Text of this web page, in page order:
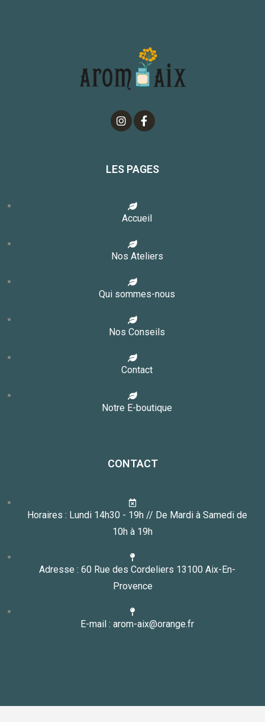
LES PAGES
Accueil
Nos Ateliers
Qui sommes-nous
Nos Conseils
Contact
Notre E-boutique
CONTACT
Horaires : Lundi 14h30 - 19h // De Mardi à Samedi de
10h à 19h
Adresse : 60 Rue des Cordeliers 13100 Aix-En-
Provence
E-mail : arom-aix@orange.fr